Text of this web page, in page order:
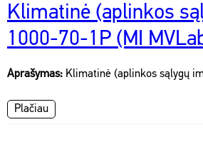
Klimatinė (aplinkos
1000-70-1P (MI
Aprašymas: Klimatinė (aplinkos sąlygų
Plačiau